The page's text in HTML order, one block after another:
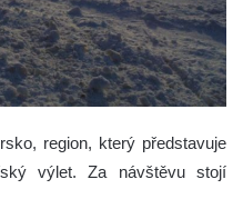
region, který představuje
výlet. Za návštěvu stojí